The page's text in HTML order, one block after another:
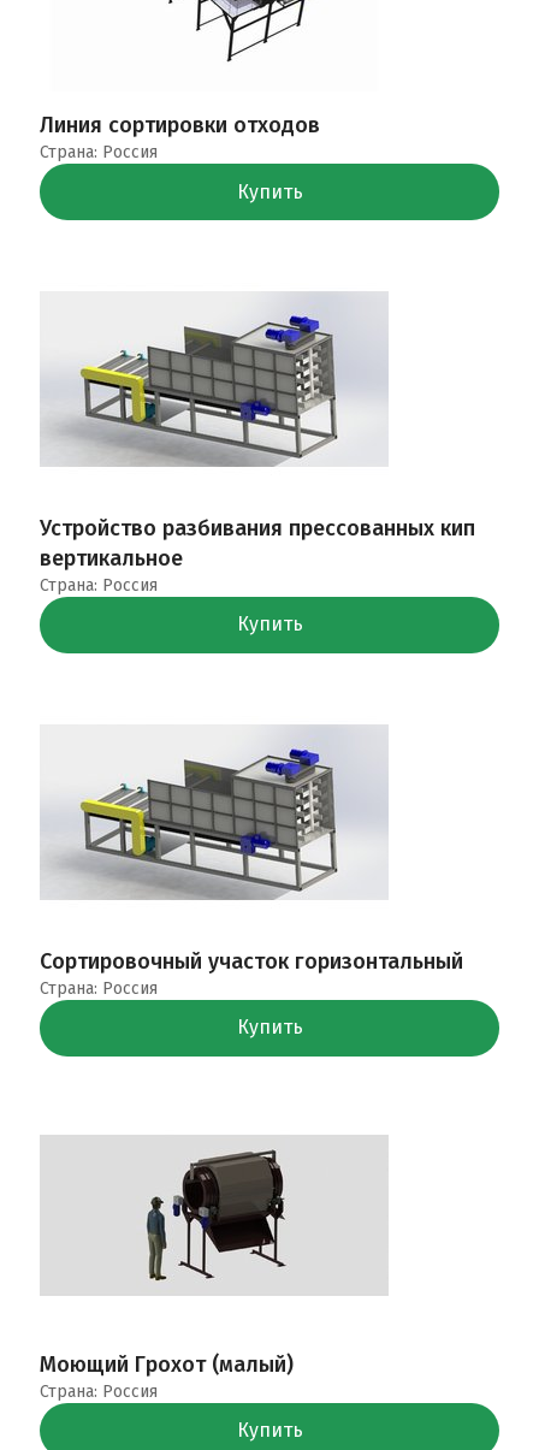
Линия сортировки отходов
Страна: Россия
Купить
Устройство разбивания прессованных кип
вертикальное
Страна: Россия
Купить
Сортировочный участок горизонтальный
Страна: Россия
Купить
Моющий Грохот (малый)
Страна: Россия
Купить